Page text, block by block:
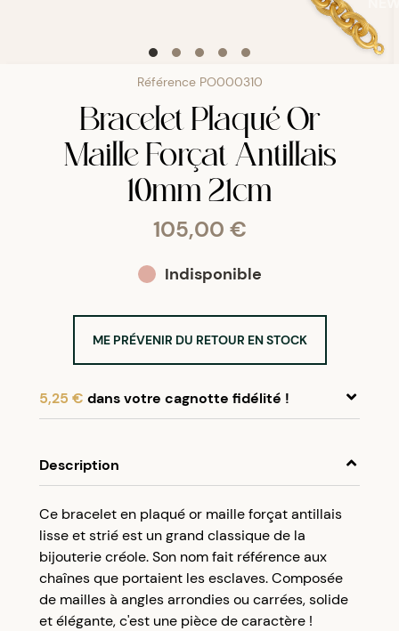
Référence PO000310
Bracelet Plaqué Or
Maille Forçat Antillais
10mm 21cm
105,00 €
Indisponible
ME PRÉVENIR DU RETOUR EN STOCK
5,25 € dans votre cagnotte fidélité !
compte client et cumulez 5% de vos achats dans
votre cagnotte fidélité sans minimum d’achat.
Utilisez votre cagnotte de fidélité dès votre
prochaine commande à partir de 50€ d’achats.
Description
Ce bracelet en plaqué or maille forçat antillais
lisse et strié est un grand classique de la
bijouterie créole. Son nom fait référence aux
chaînes que portaient les esclaves. Composée
de mailles à angles arrondies ou carrées, solide
et élégante, c'est une pièce de caractère !